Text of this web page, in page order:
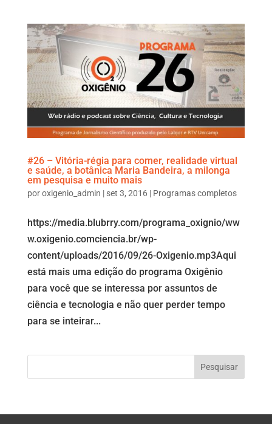
#26 – Vitória-régia para comer, realidade virtual
e saúde, a botânica Maria Bandeira, a milonga
em pesquisa e muito mais
poroxigenio_admin | set 3, 2016| Programas completos
https://media.blubrry.com/programa_oxignio/ww
w.oxigenio.comciencia.br/wp-
content/uploads/2016/09/26-Oxigenio.mp3Aqui
está mais uma edição do programa Oxigênio
para você que se interessa por assuntos de
ciência e tecnologia e não quer perder tempo
para se inteirar...